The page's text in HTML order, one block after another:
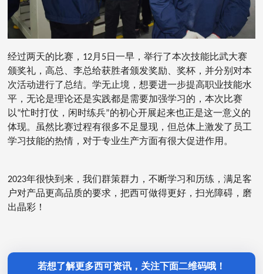
经过两天的比赛，12月5日一早，举行了本次技能比武大赛
颁奖礼，高总、李总给获胜者颁发奖励、奖杯，并分别对本
次活动进行了总结。学无止境，想要进一步提高职业技能水
平，无论是理论还是实践都是需要加强学习的，本次比赛
以“忙时打仗，闲时练兵”的初心开展起来也正是这一意义的
体现。虽然比赛过程有很多不足显现，但总体上激发了员工
学习技能的热情，对于专业生产方面有很大促进作用。
2023年很快到来，我们群策群力，不断学习和历练，满足客
户对产品更高品质的要求，把西可做得更好，扫光障碍，磨
出晶彩！
若想了解更多西可资讯，关注下面二维码哦！